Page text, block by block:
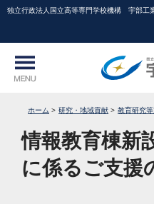
独立行政法人国立高等専門学校機構 宇部工
ホーム 研究・地域貢献 教育研究
情報教育棟新
に係るご支援